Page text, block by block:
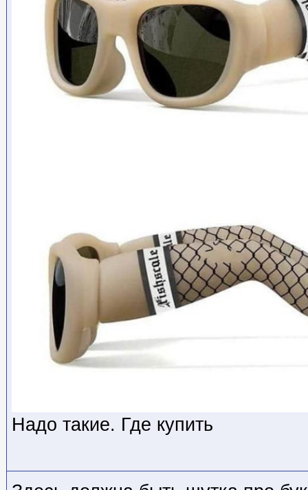
Надо такие. Где купить